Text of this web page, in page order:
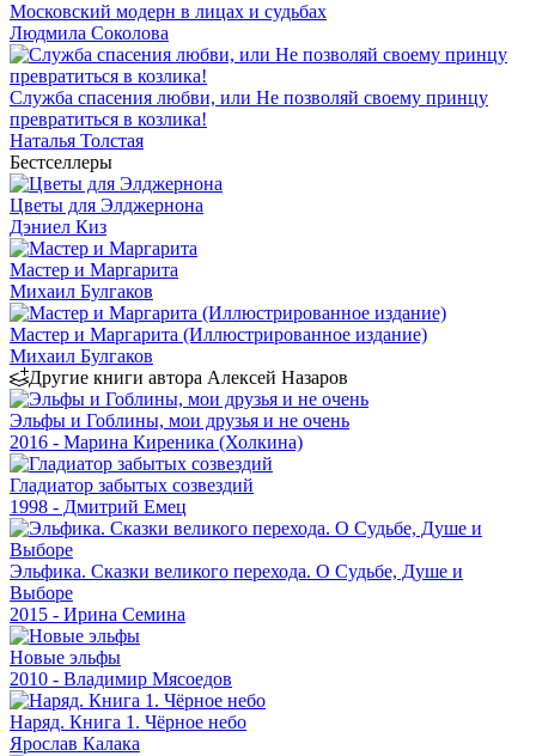
Московский модерн в лицах и судьбах
Людмила Соколова
Служба спасения любви, или Не позволяй своему принцу
превратиться в козлика!
Наталья Толстая
Бестселлеры
Цветы для Элджернона
Дэниел Киз
Мастер и Маргарита
Михаил Булгаков
Мастер и Маргарита (Иллюстрированное издание)
Михаил Булгаков
Другие книги автора Алексей Назаров
Эльфы и Гоблины, мои друзья и не очень
2016 - Марина Киреника (Холкина)
Гладиатор забытых созвездий
1998 - Дмитрий Емец
Эльфика. Сказки великого перехода. О Судьбе, Душе и
Выборе
2015 - Ирина Семина
Новые эльфы
2010 - Владимир Мясоедов
Наряд. Книга 1. Чёрное небо
Ярослав Калака